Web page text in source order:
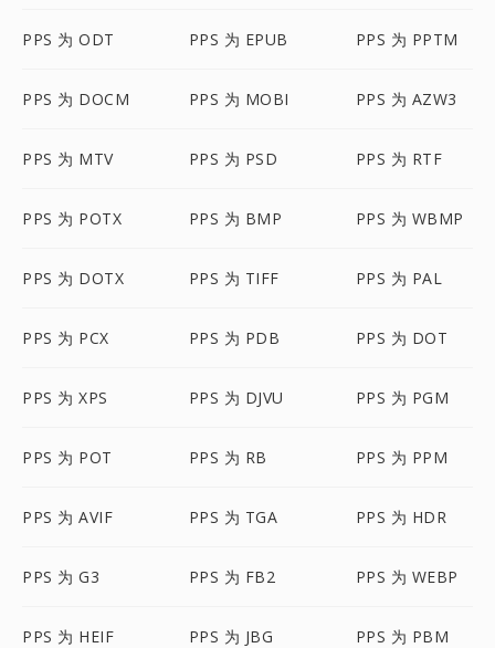
PPS 为 ODT PPS 为 EPUB PPS 为 PPTM
PPS 为 DOCM PPS 为 MOBI PPS 为 AZW3
PPS 为 MTV PPS 为 PSD PPS 为 RTF
PPS 为 POTX PPS 为 BMP PPS 为 WBMP
PPS 为 DOTX PPS 为 TIFF PPS 为 PAL
PPS 为 PCX PPS 为 PDB PPS 为 DOT
PPS 为 XPS PPS 为 DJVU PPS 为 PGM
PPS 为 POT PPS 为 RB PPS 为 PPM
PPS 为 AVIF PPS 为 TGA PPS 为 HDR
PPS 为 G3 PPS 为 FB2 PPS 为 WEBP
PPS 为 HEIF PPS 为 JBG PPS 为 PBM